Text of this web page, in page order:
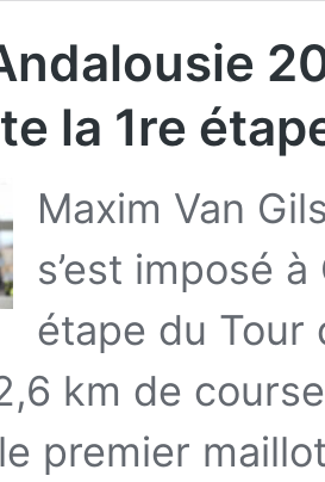
la 1re
Maxim Van
s’est imposé
étape du Tour
km de
premier